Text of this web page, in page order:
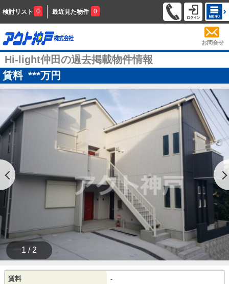
検討リスト 0 最近見た物件 0
お問合せ
Hi-light仲田の過去掲載物件情報
賃料 ***万円
1 / 2
賃料 -